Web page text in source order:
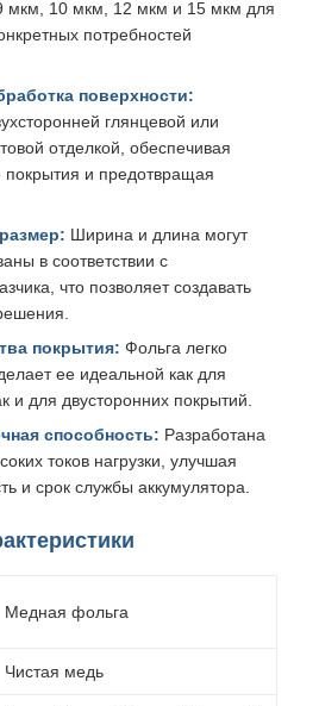
мкм, 10 мкм, 12 мкм и 15 мкм для
потребностей
поверхности:
глянцевой или
отделкой, обеспечивая
покрытия и предотвращая
Ширина и длина могут
в соответствии с
что позволяет создавать
покрытия: Фольга легко
ее идеальной как для
и для двусторонних покрытий.
способность: Разработана
токов нагрузки, улучшая
и срок службы аккумулятора.
Медная фольга
Чистая медь